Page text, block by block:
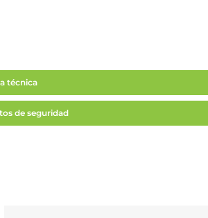
técnica
de seguridad